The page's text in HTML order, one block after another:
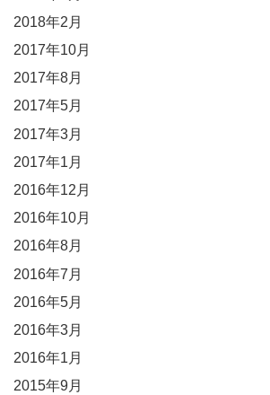
2018年2月
2017年10月
2017年8月
2017年5月
2017年3月
2017年1月
2016年12月
2016年10月
2016年8月
2016年7月
2016年5月
2016年3月
2016年1月
2015年9月